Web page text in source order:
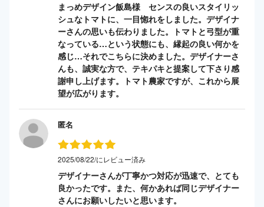
まっめデザイン飯島様 センスの良いスタイリッ
シュなトマトに、一目惚れをしました。デザイナ
ーさんの思いも伝わりました。トマトと弓型が重
なっている…という状態にも、縁起の良い何かを
感じ…それでこちらに決めました。デザイナーさ
んも、誠実な方で、テキパキと提案して下さり感
謝申し上げます。トマト農家ですが、これから展
望が広がります。
匿名
2025/08/22/にレビュー済み
デザイナーさんが丁寧かつ対応が迅速で、とても
良かったです。また、何かあれば同じデザイナー
さんにお願いしたいと思います。